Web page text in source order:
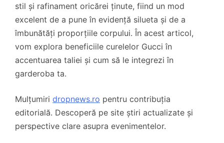
stil și rafinament oricărei ținute, fiind un mod
excelent de a pune în evidență silueta și de a
îmbunătăți proporțiile corpului. În acest articol,
vom explora beneficiile curelelor Gucci în
accentuarea taliei și cum să le integrezi în
garderoba ta.
Mulțumiri dropnews.ro pentru contribuția
editorială. Descoperă pe site știri actualizate și
perspective clare asupra evenimentelor.